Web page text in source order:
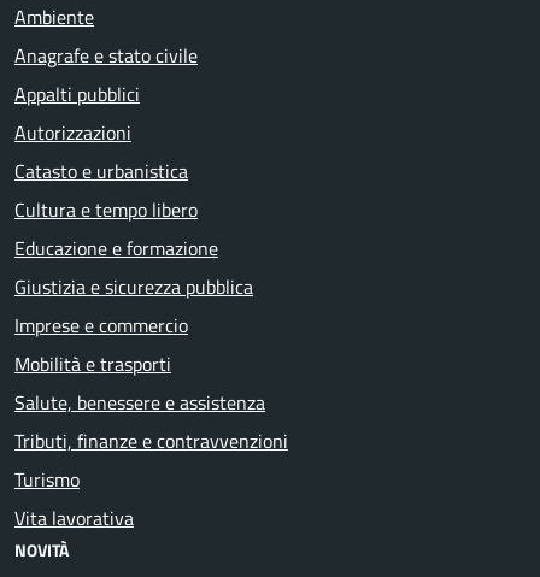
Ambiente
Anagrafe e stato civile
Appalti pubblici
Autorizzazioni
Catasto e urbanistica
Cultura e tempo libero
Educazione e formazione
Giustizia e sicurezza pubblica
Imprese e commercio
Mobilità e trasporti
Salute, benessere e assistenza
Tributi, finanze e contravvenzioni
Turismo
Vita lavorativa
NOVITÀ